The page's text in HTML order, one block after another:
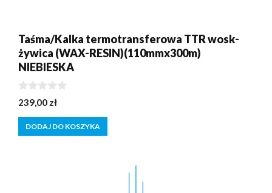
Taśma/Kalka termotransferowa TTR wosk-
żywica (WAX-RESIN)(110mmx300m)
NIEBIESKA
0
z
5
239,00 zł
DODAJ DO KOSZYKA